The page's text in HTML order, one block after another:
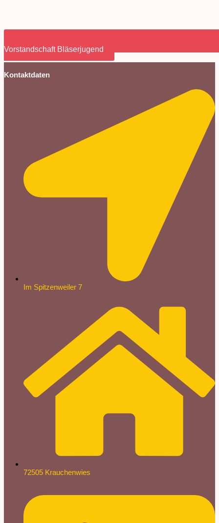
Vorstandschaft Bläserjugend
Kontaktdaten
Im Spitzenweiler 7
72505 Krauchenwies